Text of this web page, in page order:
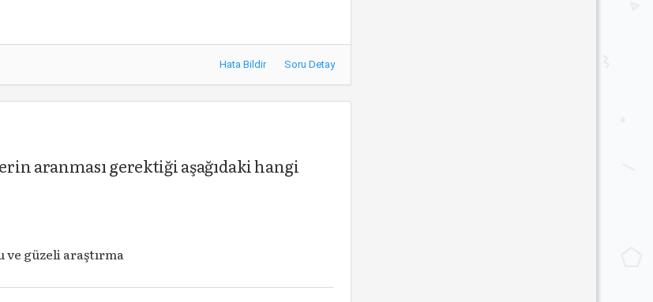
Hata Bildir Soru Detay
aranması gerektiği aşağıdaki hangi
ve güzeli araştırma